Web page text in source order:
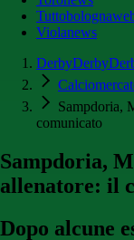
Violanews
Sampdoria,
comunicato
Sampdoria,
allenatore: il
Dopo alcune